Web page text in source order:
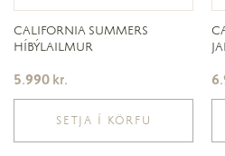
CALIFORNIA SUMMERS
HÍBÝLAILMUR
5.990 kr.
SETJA Í KÖRFU